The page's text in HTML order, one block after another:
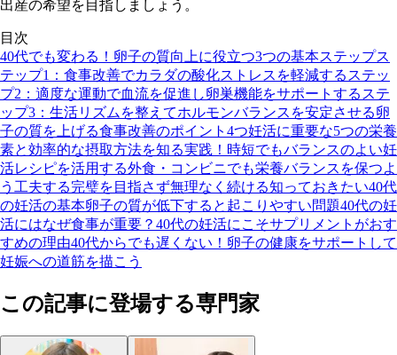
出産の希望を目指しましょう。
目次
40代でも変わる！卵子の質向上に役立つ3つの基本ステップス
テップ1：食事改善でカラダの酸化ストレスを軽減する ステッ
プ2：適度な運動で血流を促進し卵巣機能をサポートする ステ
ップ3：生活リズムを整えてホルモンバランスを安定させる卵
子の質を上げる食事改善のポイント4つ妊活に重要な5つの栄養
素と効率的な摂取方法を知る実践！時短でもバランスのよい妊
活レシピを活用する外食・コンビニでも栄養バランスを保つよ
う工夫する完璧を目指さず無理なく続ける知っておきたい40代
の妊活の基本卵子の質が低下すると起こりやすい問題40代の妊
活にはなぜ食事が重要？ 40代の妊活にこそサプリメントがおす
すめの理由40代からでも遅くない！卵子の健康をサポートして
妊娠への道筋を描こう
この記事に登場する専門家